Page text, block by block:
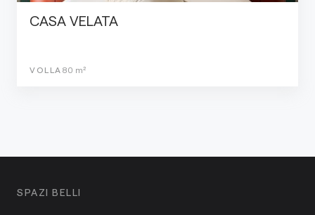
CASA VELATA
VOLLA 80 m²
SPAZI BELLI